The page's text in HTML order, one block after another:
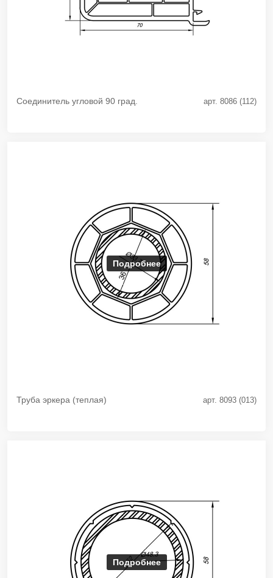
Соединитель угловой 90 град. арт. 8086 (112)
Подробнее
Труба эркера (теплая) арт. 8093 (013)
Подробнее